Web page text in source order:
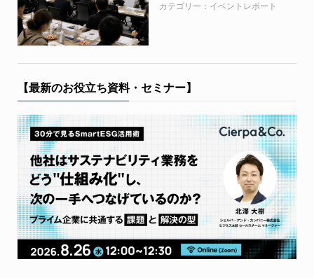
カテゴリー：イベントレポート
【最新のお役立ち資料・セミナー】